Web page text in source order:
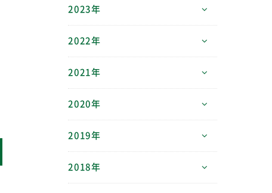
2023年
2022年
2021年
2020年
2019年
2018年